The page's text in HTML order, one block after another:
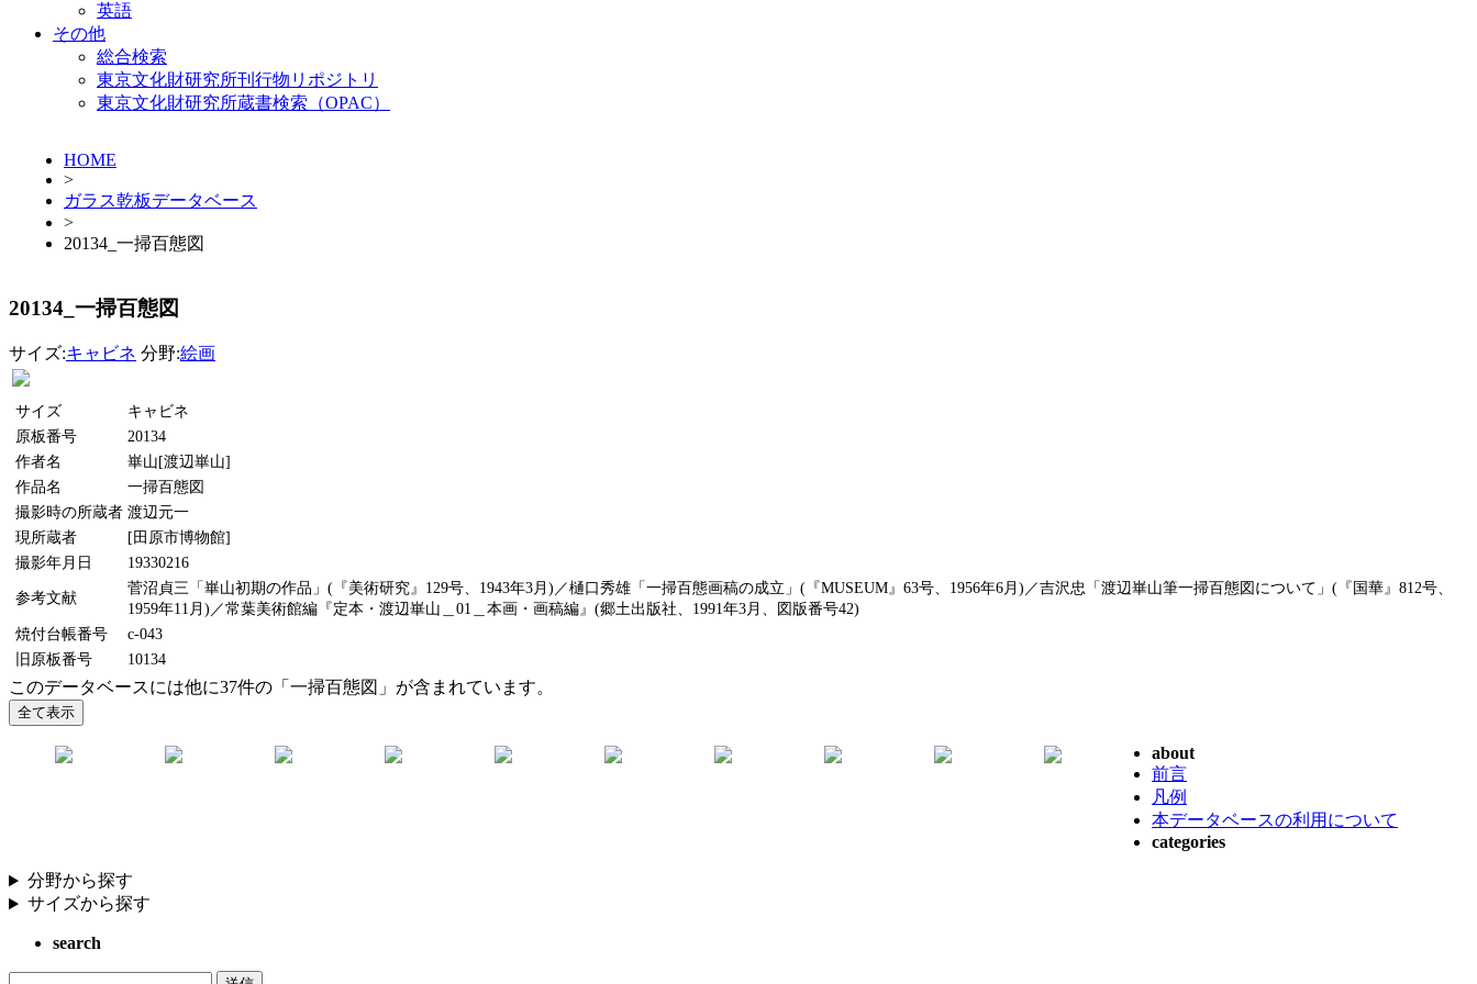
英語
その他
総合検索
東京文化財研究所刊行物リポジトリ
東京文化財研究所蔵書検索（OPAC）
HOME
>
ガラス乾板データベース
>
20134_一掃百態図
20134_一掃百態図
サイズ:キャビネ 分野:絵画
サイズ
キャビネ
原板番号
20134
作者名
崋山[渡辺崋山]
作品名
一掃百態図
撮影時の所蔵者 渡辺元一
現所蔵者
[田原市博物館]
撮影年月日
19330216
参考文献
菅沼貞三「崋山初期の作品」(『美術研究』129号、1943年3月)／樋口秀雄「一掃百態画稿の成立」(『MUSEUM』63号、1956年6月)／吉沢忠「渡辺崋山筆一掃百態図について」(『国華』812号、
1959年11月)／常葉美術館編『定本・渡辺崋山＿01＿本画・画稿編』(郷土出版社、1991年3月、図版番号42)
焼付台帳番号
c-043
旧原板番号
10134
このデータベースには他に37件の「一掃百態図」が含まれています。
about
前言
凡例
本データベースの利用について
categories
分野から探す
サイズから探す
search